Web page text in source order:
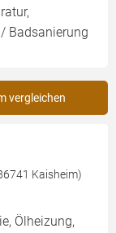
Badsanierung
vergleichen
Kaisheim)
Ölheizung,